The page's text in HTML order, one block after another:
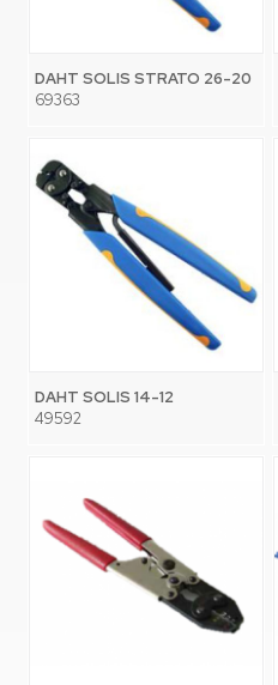
DAHT SOLIS STRATO 26-20
69363
DAHT SOLIS 14-12
49592